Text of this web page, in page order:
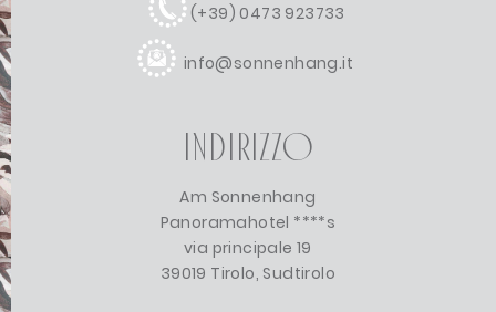
(+39) 0473 923733
info@sonnenhang.it
Indirizzo
Am Sonnenhang
Panoramahotel ****s
via principale 19
39019 Tirolo, Sudtirolo